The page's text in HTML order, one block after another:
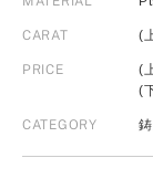
CARAT (
PRICE
(
(
CATEGORY